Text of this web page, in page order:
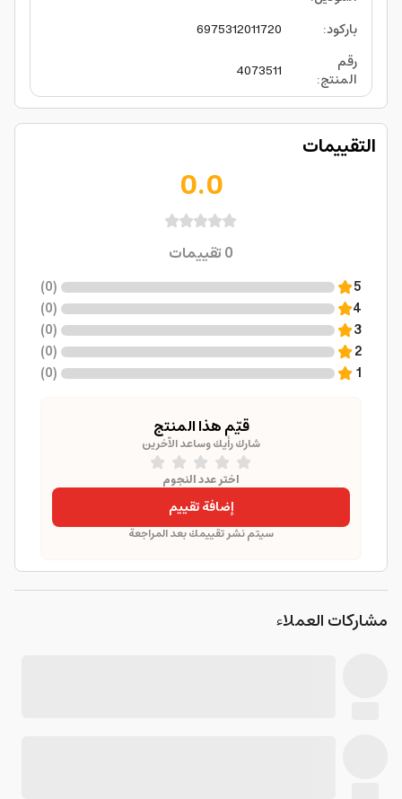
باركود:
6975312011720
رقم
المنتج:
4073511
التقييمات
0.0
0تقييمات
5
(
0
)
4
(
0
)
3
(
0
)
2
(
0
)
1
(
0
)
قيّم هذا المنتج
شارك رأيك وساعد الآخرين
اختر عدد النجوم
إضافة تقييم
سيتم نشر تقييمك بعد المراجعة
مشاركات العملاء